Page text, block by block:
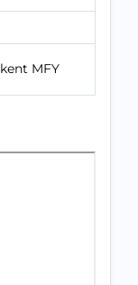
MFY